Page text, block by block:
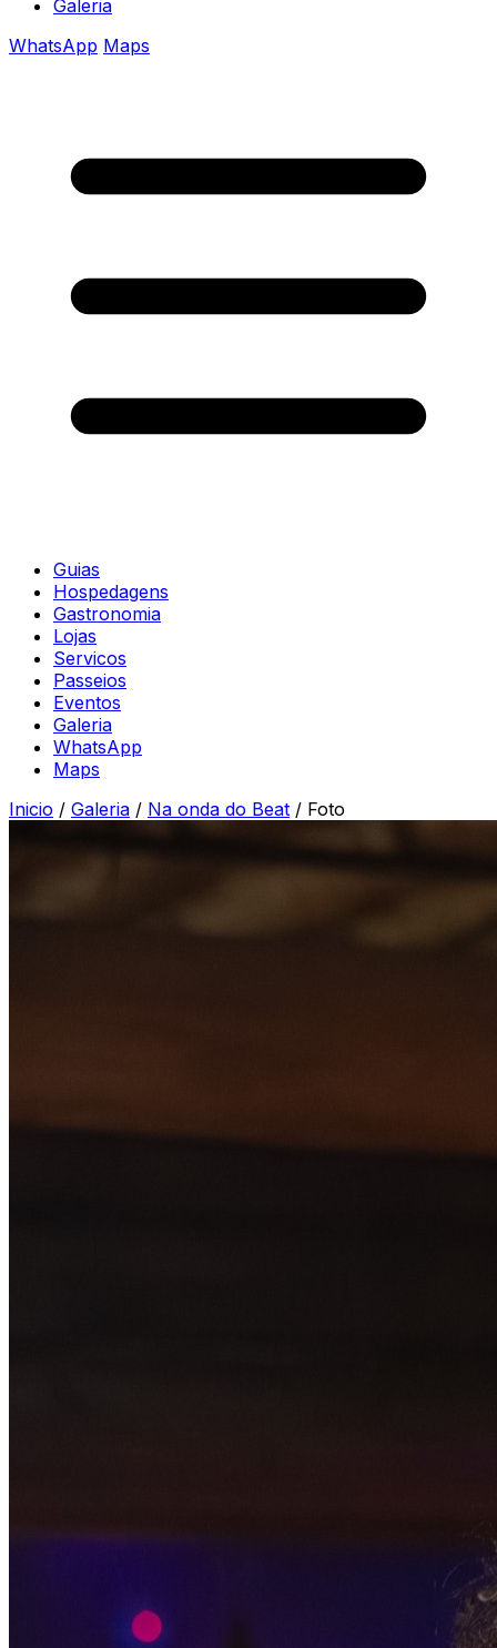
Galeria
WhatsApp Maps
Guias
Hospedagens
Gastronomia
Lojas
Servicos
Passeios
Eventos
Galeria
WhatsApp
Maps
Inicio / Galeria / Na onda do Beat / Foto